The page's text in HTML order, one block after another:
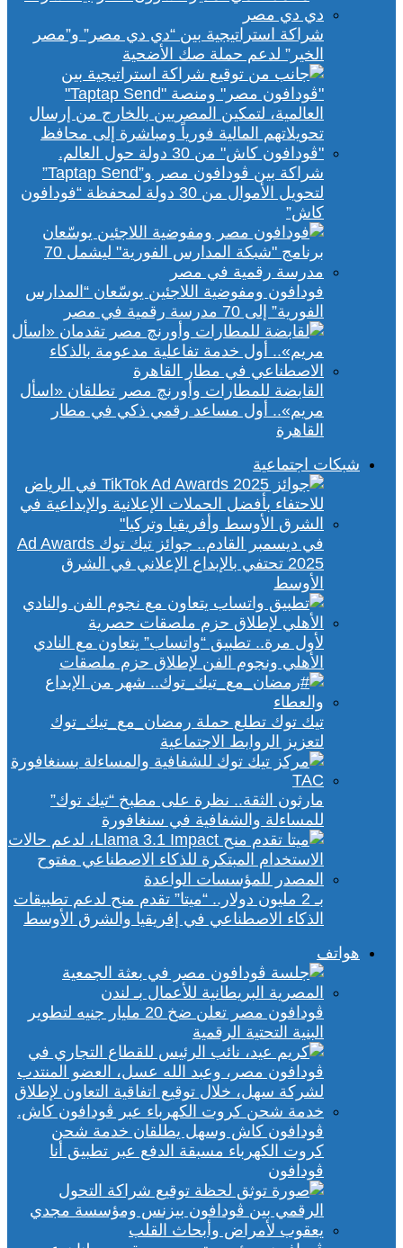
شراكة استراتيجية بين “دي دي مصر” و”مصر
الخير” لدعم حملة صك الأضحية
شراكة بين ڤودافون مصر و”Taptap Send”
لتحويل الأموال من 30 دولة لمحفظة “فودافون
كاش”
فودافون ومفوضية اللاجئين يوسّعان “المدارس
الفورية” إلى 70 مدرسة رقمية في مصر
القابضة للمطارات وأورنچ مصر تطلقان «اسأل
مريم».. أول مساعد رقمي ذكي في مطار
القاهرة
شبكات اجتماعية
في ديسمبر القادم.. جوائز تيك توك Ad Awards
2025 تحتفي بالإبداع الإعلاني في الشرق
الأوسط
لأول مرة.. تطبيق “واتساب” يتعاون مع النادي
الأهلي ونجوم الفن لإطلاق حزم ملصقات
تيك توك تطلع حملة رمضان_مع_تيك_توك
لتعزيز الروابط الاجتماعية
مارثون الثقة.. نظرة على مطبخ “تيك توك”
للمساءلة والشفافية في سنغافورة
بـ 2 مليون دولار.. “ميتا” تقدم منح لدعم تطبيقات
الذكاء الاصطناعي في إفريقيا والشرق الأوسط
هواتف
ڤودافون مصر تعلن ضخ 20 مليار جنيه لتطوير
البنية التحتية الرقمية
ڤودافون كاش وسهل يطلقان خدمة شحن
كروت الكهرباء مسبقة الدفع عبر تطبيق أنا
ڤودافون